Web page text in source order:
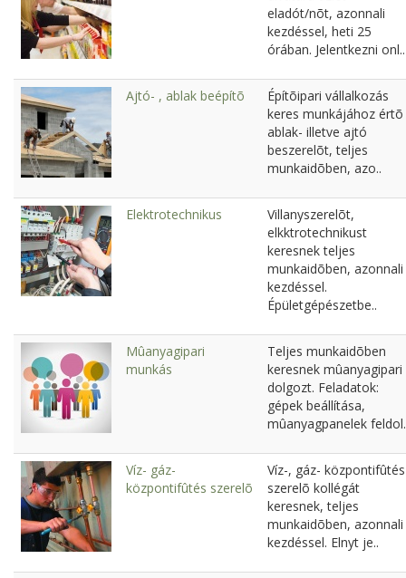
eladót/nõt, azonnali
kezdéssel, heti 25
órában. Jelentkezni onl..
Ajtó- , ablak beépítõ
Építõipari vállalkozás
keres munkájához értõ
ablak- illetve ajtó
beszerelõt, teljes
munkaidõben, azo..
Elektrotechnikus
Villanyszerelõt,
elkktrotechnikust
keresnek teljes
munkaidõben, azonnali
kezdéssel.
Épületgépészetbe..
Mûanyagipari
munkás
Teljes munkaidõben
keresnek mûanyagipari
dolgozt. Feladatok:
gépek beállítása,
mûanyagpanelek
Víz- gáz-
központifûtés szerelõ
Víz-, gáz- központifûtés
szerelõ kollégát
keresnek, teljes
munkaidõben, azonnali
kezdéssel. Elnyt je..